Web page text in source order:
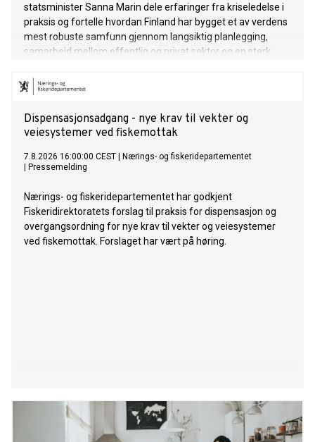
statsminister Sanna Marin dele erfaringer fra kriseledelse i
praksis og fortelle hvordan Finland har bygget et av verdens
mest robuste samfunn gjennom langsiktig planlegging,
samarbeid mellom offentlig og privat sektor og en sterk
Dispensasjonsadgang - nye krav til vekter og
veiesystemer ved fiskemottak
7.8.2026 16:00:00 CEST
Nærings- og fiskeridepartementet
Pressemelding
Nærings- og fiskeridepartementet har godkjent
Fiskeridirektoratets forslag til praksis for dispensasjon og
overgangsordning for nye krav til vekter og veiesystemer
ved fiskemottak. Forslaget har vært på høring.